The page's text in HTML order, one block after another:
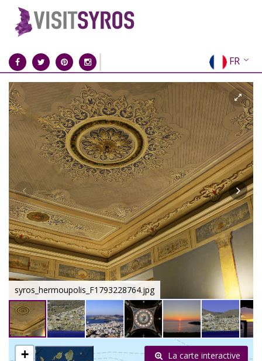
FR
EN
EL
DE
IT
ES
RU
CN
syros_hermoupolis_F1793228764.jpg
+ La carte interactive